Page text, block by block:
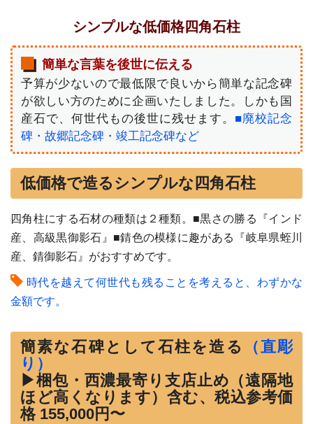
シンプルな低価格四角石柱
簡単な言葉を後世に伝える
予算が少ないので最低限で良いから簡単な記念碑
が欲しい方のために企画いたしました。しかも国
産石で、何世代もの後世に残せます。 ■廃校記念
碑・故郷記念碑・竣工記念碑など
低価格で造るシンプルな四角石柱
四角柱にする石材の種類は２種類。■黒さの勝る『インド
産、高級黒御影石』■錆色の模様に趣がある『岐阜県蛭川
産、錆御影石』がおすすめです。
時代を越えて何世代も残ることを考えると、わずかな
金額です。
簡素な石碑として石柱を造る
（直彫
り）
▶梱包・西濃最寄り支店止め（遠隔地
ほど高くなります）含む、税込参考価
格 155,000円〜